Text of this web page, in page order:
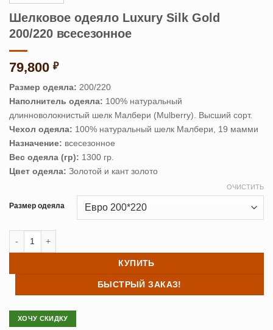
Шелковое одеяло Luxury Silk Gold
200/220 всесезонное
79,800 ₽
Размер одеяла: 200/220
Наполнитель одеяла: 100% натуральный
длинноволокнистый шелк Малбери (Mulberry). Высший сорт.
Чехол одеяла: 100% натуральный шелк Малбери, 19 мамми
Назначение: всесезонное
Вес одеяла (гр): 1300 гр.
Цвет одеяла: Золотой и кант золото
Размер одеяла
ОЧИСТИТЬ
КУПИТЬ
БЫСТРЫЙ ЗАКАЗ!
ХОЧУ СКИДКУ